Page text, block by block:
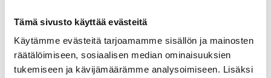
Tämä sivusto käyttää evästeitä
Käytämme evästeitä tarjoamamme sisällön ja mainosten
räätälöimiseen, sosiaalisen median ominaisuuksien
tukemiseen ja kävijämäärämme analysoimiseen. Lisäksi
Kirsi Kunnas 100 -juhlavuoden näyttely pohjautuu
Kunnaksen rakastettuihin lastenrunoihin sekä Jani Ikosen
kuvituksiin WSOY:n runoantologiasta Haitulan Taikahattu
(2024).